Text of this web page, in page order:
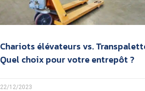
Chariots élévateurs vs.
Quel choix pour votre entrepôt ?
22/12/2023